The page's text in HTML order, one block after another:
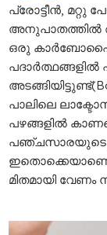
പ്രോട്ടീൻ, മറ്റു
അനുപാതത്തിൽ
ഒരു
പാലിലെ
പഴങ്ങളിൽ
പഞ്ചസാരയുടെ
മിതമായി